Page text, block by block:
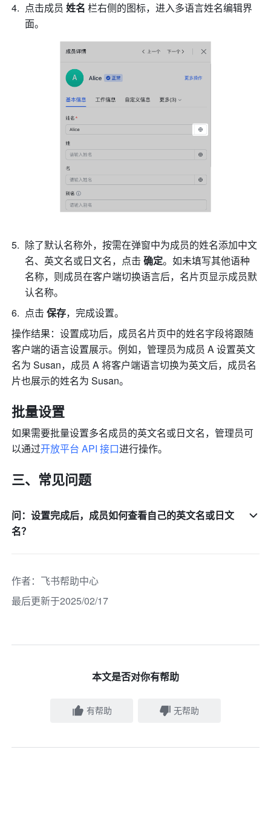
点击成员 姓名 栏右侧的图标，进入多语言姓名编辑界
面。
除了默认名称外，按需在弹窗中为成员的姓名添加中文
名、英文名或日文名，点击 确定。如未填写其他语种
名称，则成员在客户端切换语言后，名片页显示成员默
认名称。
点击 保存，完成设置。
操作结果：设置成功后，成员名片页中的姓名字段将跟随
客户端的语言设置展示。例如，管理员为成员 A 设置英文
名为 Susan，成员 A 将客户端语言切换为英文后，成员名
片也展示的姓名为 Susan。
批量设置
如果需要批量设置多名成员的英文名或日文名，管理员可
以通过开放平台 API 接口进行操作。
三、常见问题
问：设置完成后，成员如何查看自己的英文名或日文
名？
作者： 飞书帮助中心
最后更新于2025/02/17
本文是否对你有帮助
有帮助 无帮助